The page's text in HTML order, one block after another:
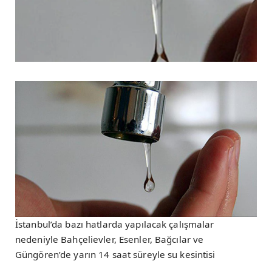
İstanbul’da bazı hatlarda yapılacak çalışmalar
nedeniyle Bahçelievler, Esenler, Bağcılar ve
Güngören’de yarın 14 saat süreyle su kesintisi